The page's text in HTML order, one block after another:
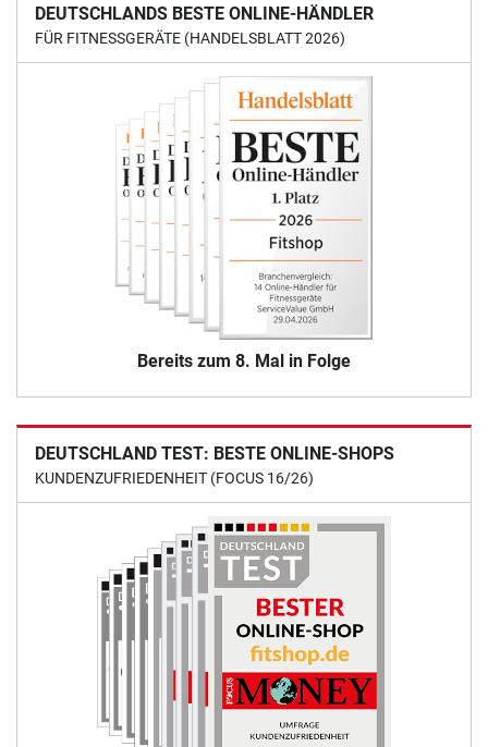
DEUTSCHLANDS BESTE ONLINE-HÄNDLER
FÜR FITNESSGERÄTE (HANDELSBLATT 2026)
Bereits zum 8. Mal in Folge
DEUTSCHLAND TEST: BESTE ONLINE-SHOPS
KUNDENZUFRIEDENHEIT (FOCUS 16/26)